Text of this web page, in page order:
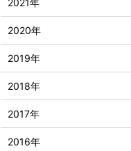
2021年
2020年
2019年
2018年
2017年
2016年